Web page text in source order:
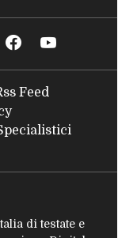
Feed
di testate e